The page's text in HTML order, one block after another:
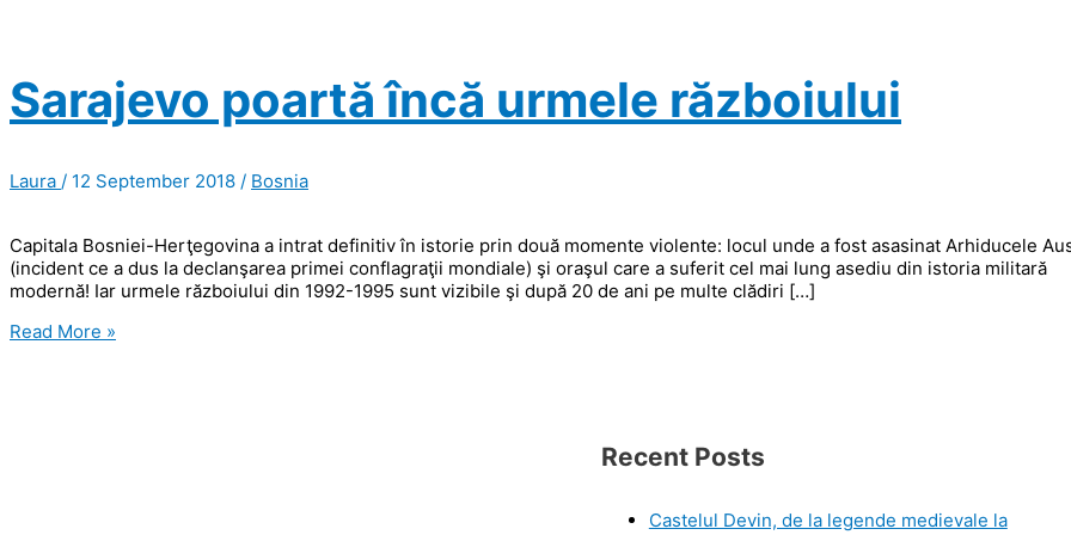
Sarajevo poartă încă urmele războiului
Laura / 12 September 2018 / Bosnia
Capitala Bosniei-Herţegovina a intrat definitiv în istorie prin două momente violente: locul unde a fost asasinat Arhiducele
(incident ce a dus la declanşarea primei conflagraţii mondiale) şi oraşul care a suferit cel mai lung asediu din istoria militară
modernă! Iar urmele războiului din 1992-1995 sunt vizibile şi după 20 de ani pe multe clădiri […]
Sarajevo
Read More »
Recent Posts
Castelul Devin, de la legende medievale la